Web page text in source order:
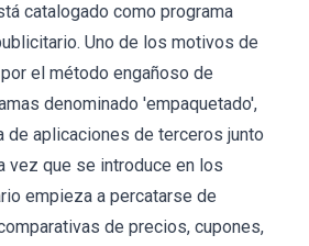
catalogado como programa
Uno de los motivos de
el método engañoso de
denominado 'empaquetado',
de aplicaciones de terceros junto
vez que se introduce en los
empieza a percatarse de
de precios, cupones,